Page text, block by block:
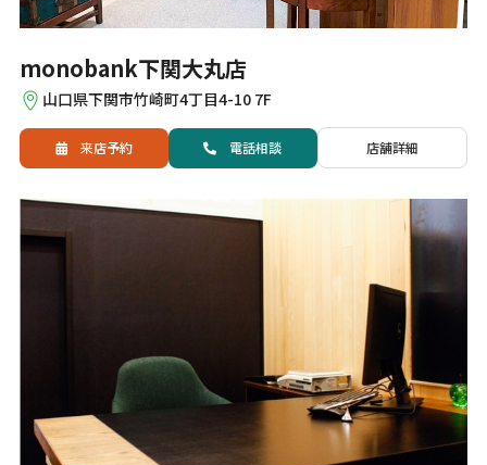
monobank下関大丸店
山口県下関市竹崎町4丁目4-10 7F
来店予約 電話相談 店舗詳細